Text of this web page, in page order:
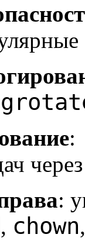
:
:
, chown